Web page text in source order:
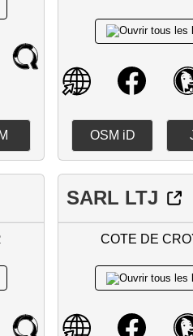
OSM iD
SARL LTJ
COTE DE